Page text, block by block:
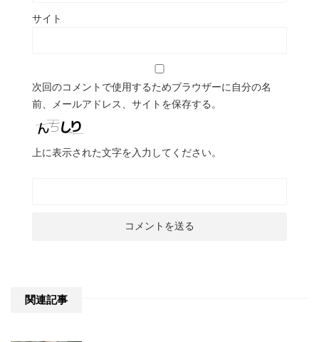
サイト
次回のコメントで使用するためブラウザーに自分の名
前、メールアドレス、サイトを保存する。
上に表示された文字を入力してください。
関連記事